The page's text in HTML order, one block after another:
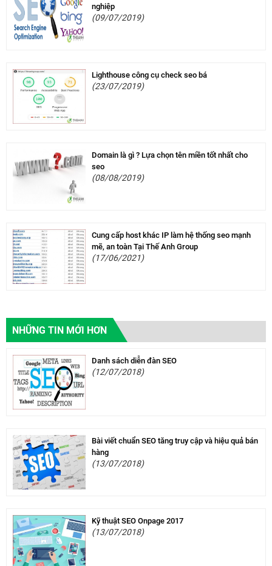
nghiệp
(09/07/2019)
Lighthouse công cụ check seo bá
(23/07/2019)
Domain là gì ? Lựa chọn tên miền tốt nhất cho
seo
(08/08/2019)
Cung cấp host khác IP làm hệ thống seo mạnh
mẽ, an toàn Tại Thế Anh Group
(17/06/2021)
NHỮNG TIN MỚI HƠN
Danh sách diễn đàn SEO
(12/07/2018)
Bài viết chuẩn SEO tăng truy cập và hiệu quả bán
hàng
(13/07/2018)
Kỹ thuật SEO Onpage 2017
(13/07/2018)